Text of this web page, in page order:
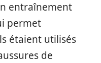
entraînement
permet
étaient utilisés
de